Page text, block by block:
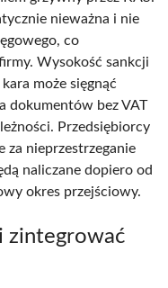
nieważna i nie
co
Wysokość sankcji
może sięgnąć
dokumentów bez VAT
Przedsiębiorcy
za nieprzestrzeganie
naliczane dopiero od
okres przejściowy.
zintegrować